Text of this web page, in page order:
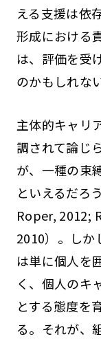
える支援は依
形成における
は、評価を受
のかもしれない
主体的キャリ
調されて論じ
が、一種の束
といえるだろ
Roper, 2012;
2010）。しか
は単に個人を
く、個人のキ
とする態度を
る。それが、